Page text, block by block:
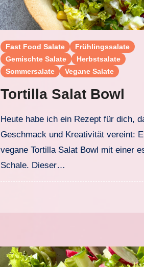
Fast Food Salate
Frühlingssalate
Gemischte Salate
Herbstsalate
Sommersalate
Vegane Salate
Tortilla Salat Bowl
Heute habe ich ein Rezept für dich, das
Geschmack und Kreativität vereint:
vegane Tortilla Salat Bowl mit einer
Schale. Dieser…